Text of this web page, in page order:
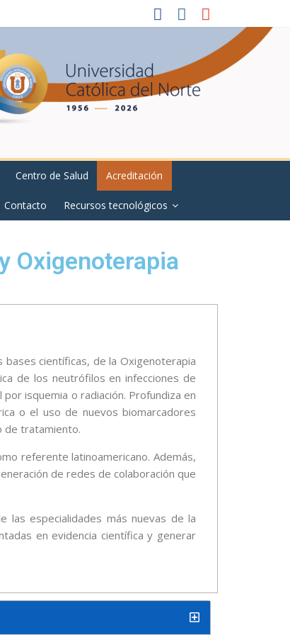
Centro de Salud Acreditación
Contacto Recursos tecnológicos
Oxigenoterapia
científicas, de la Oxigenoterapia
de los neutrófilos en infecciones de
isquemia o radiación. Profundiza en
o el uso de nuevos biomarcadores
de tratamiento.
referente latinoamericano. Además,
de redes de colaboración que
las especialidades más nuevas de la
en evidencia científica y generar